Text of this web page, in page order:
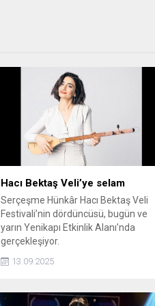
Hacı Bektaş Veli’ye selam
Serçeşme Hünkâr Hacı Bektaş Veli
Festivali’nin dördüncüsü, bugün ve
yarın Yenikapı Etkinlik Alanı’nda
gerçekleşiyor.
13.09.2025